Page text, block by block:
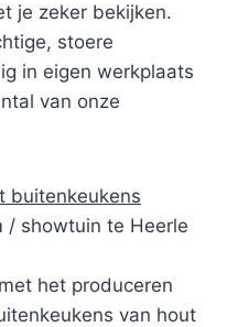
je zeker bekijken.
stoere
in eigen werkplaats
van onze
buitenkeukens
/ showtuin te Heerle
het produceren
van hout